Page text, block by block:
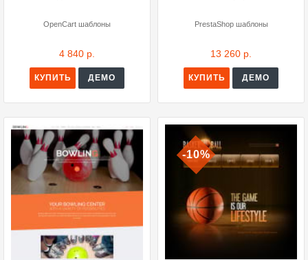
OpenCart шаблоны
4 840 р.
КУПИТЬ ДЕМО
PrestaShop шаблоны
13 260 р.
КУПИТЬ ДЕМО
-10%